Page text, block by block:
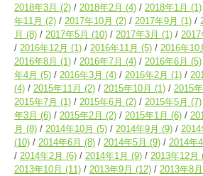
2018年3月 (2) 2018年2月 (4) 2018年1月 (1)
年11月 (2) 2017年10月 (2) 2017年9月 (1)
月 (8) 2017年5月 (10) 2017年3月 (1) 2017
2016年12月 (1) 2016年11月 (5) 2016年10
2016年8月 (1) 2016年7月 (4) 2016年6月 (5)
年4月 (5) 2016年3月 (4) 2016年2月 (1)
(4)
2015年11月 (2) 2015年10月 (1) 2015
2015年7月 (1) 2015年6月 (2) 2015年5月 (7)
年3月 (6) 2015年2月 (2) 2015年1月 (6)
月 (8) 2014年10月 (5) 2014年9月 (9) 2014
(10)
2014年6月 (8) 2014年5月 (9) 2014年
2014年2月 (6) 2014年1月 (9) 2013年12月
2013年10月 (11) 2013年9月 (12) 2013年8月